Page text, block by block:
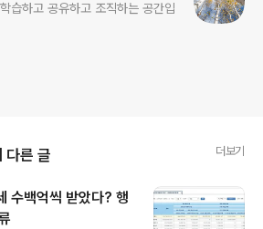
습하고 공유하고 조직하는 공간입
다른 글 더보기
수백억씩 받았다? 행